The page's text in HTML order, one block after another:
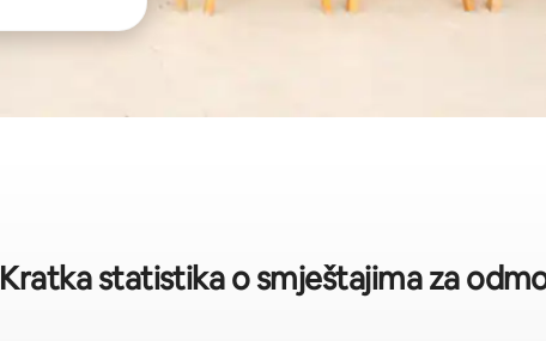
Kratka statistika o smještajima za